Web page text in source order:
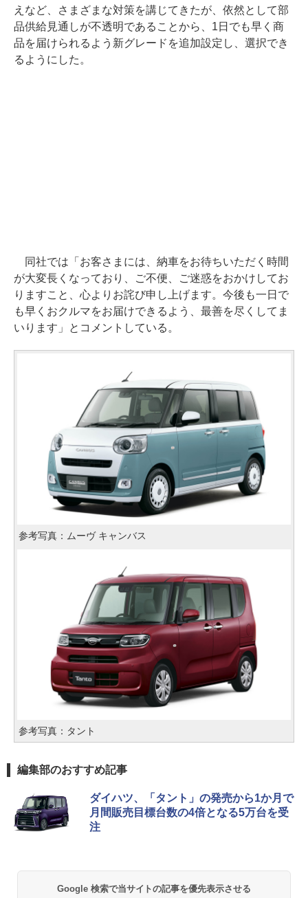
えなど、さまざまな対策を講じてきたが、依然として部
品供給見通しが不透明であることから、1日でも早く商
品を届けられるよう新グレードを追加設定し、選択でき
るようにした。
同社では「お客さまには、納車をお待ちいただく時間
が大変長くなっており、ご不便、ご迷惑をおかけしてお
りますこと、心よりお詫び申し上げます。今後も一日で
も早くおクルマをお届けできるよう、最善を尽くしてま
いります」とコメントしている。
参考写真：ムーヴ キャンバス
参考写真：タント
編集部のおすすめ記事
ダイハツ、「タント」の発売から1か月で
月間販売目標台数の4倍となる5万台を受
注
Google 検索で当サイトの記事を優先表示させる